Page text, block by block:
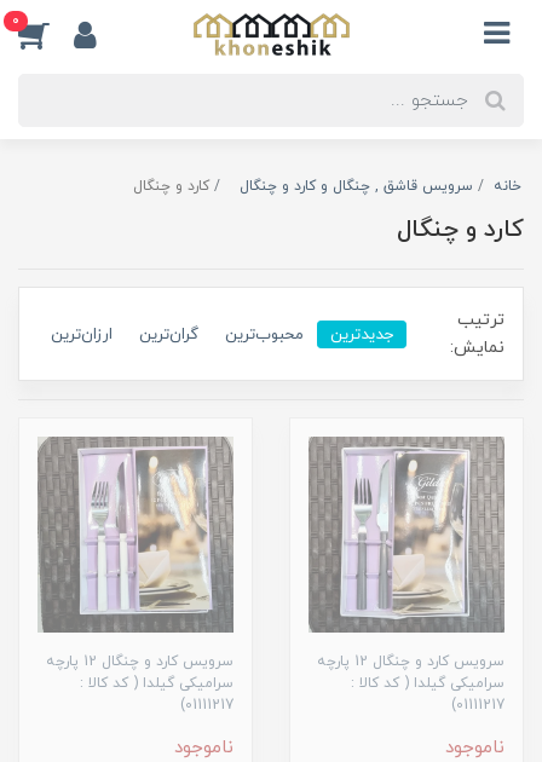
0
خانه سرویس قاشق , چنگال و کارد و چنگال کارد و چنگال
کارد و چنگال
ترتیب
نمایش:
جدیدترین محبوب‌ترین گران‌ترین ارزان‌ترین
سرویس کارد و چنگال 12 پارچه
سرامیکی گیلدا ( کد کالا :
01111217)
ناموجود
سرویس کارد و چنگال 12 پارچه
سرامیکی گیلدا ( کد کالا :
01111217)
ناموجود